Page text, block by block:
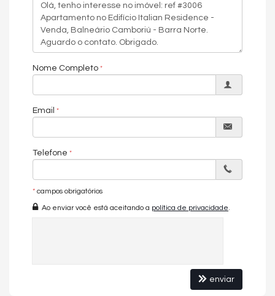
Espaço Gourmet Com Churrasqueira a Carvão
Piscina Interna Aquecida
Spa Com Hidromassagem
Sauna Seca e Sauna Úmida
Academia Com Vista Mar
CinemaNome Completo
Email
Telefone
* campos obrigatórios
Ao enviar você está aceitando a política de privacidade
enviar